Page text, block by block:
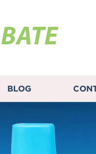
BATE
BLOG